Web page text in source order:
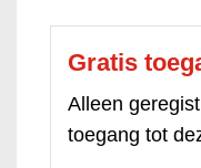
Gratis
Alleen
toegang tot